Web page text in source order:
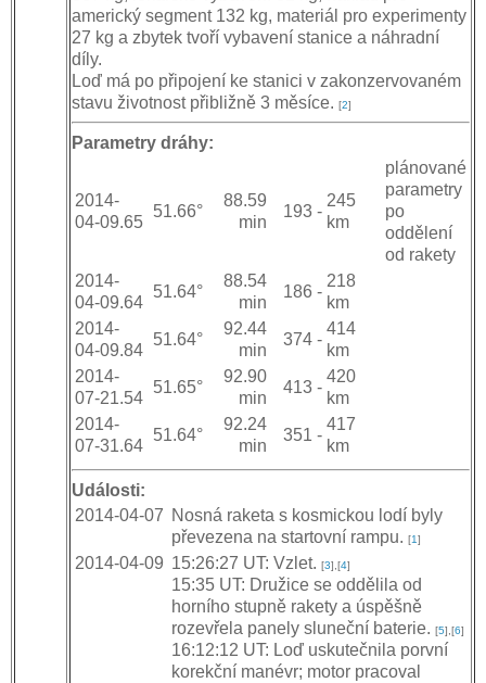
americký segment 132 kg, materiál pro experimenty
27 kg a zbytek tvoří vybavení stanice a náhradní
díly.
Loď má po připojení ke stanici v zakonzervovaném
stavu životnost přibližně 3 měsíce. [2]
Parametry dráhy:
2014-
04-09.65
51.66°
88.59
min
193 -
245
km
plánované
parametry
po
oddělení
od rakety
2014-
04-09.64
51.64°
88.54
min
186 -
218
km
2014-
04-09.84
51.64°
92.44
min
374 -
414
km
2014-
07-21.54
51.65°
92.90
min
413 -
420
km
2014-
07-31.64
51.64°
92.24
min
351 -
417
km
Události:
2014-04-07 Nosná raketa s kosmickou lodí byly
převezena na startovní rampu. [1]
2014-04-09 15:26:27 UT: Vzlet. [3],[4]
15:35 UT: Družice se oddělila od
horního stupně rakety a úspěšně
rozevřela panely sluneční baterie. [5],[6]
16:12:12 UT: Loď uskutečnila porvní
korekční manévr; motor pracoval